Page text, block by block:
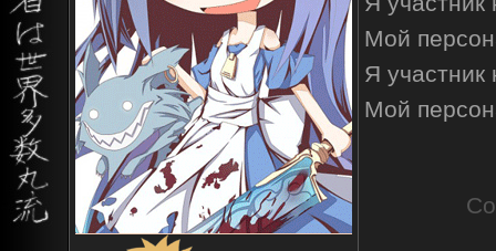
Мой
Я участник
Мой